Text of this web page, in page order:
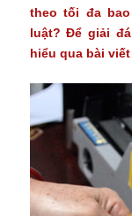
theo tối đa
luật? Để giải
hiểu qua bài